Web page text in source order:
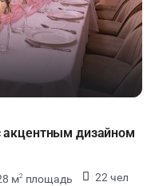
с акцентным дизайном
м2 площадь
22 чел